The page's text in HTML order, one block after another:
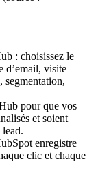
: choisissez le
d’email, visite
segmentation,
pour que vos
et soient
enregistre
clic et chaque